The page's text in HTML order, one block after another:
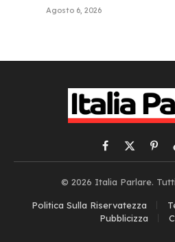
Agosto 6, 2026
Facebook
X
(Twitter)
© 2026 Italia Parlare.
Politica Sulla Riservatezza
Pubblicizza